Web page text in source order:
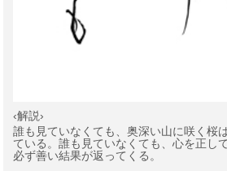
‹解説›
誰も見ていなくても、奥深い山に咲く桜
ている。誰も見ていなくても、心を正し
必ず善い結果が返ってくる。